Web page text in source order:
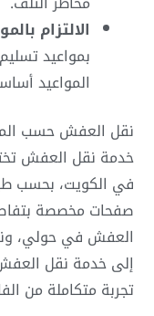
الالتزام
بمواعيد
المواعيد
نقل العفش حسب
خدمة نقل العفش
في الكويت، بحسب
صفحات مخصصة
العفش في حولي،
إلى خدمة نقل
تجربة متكاملة من